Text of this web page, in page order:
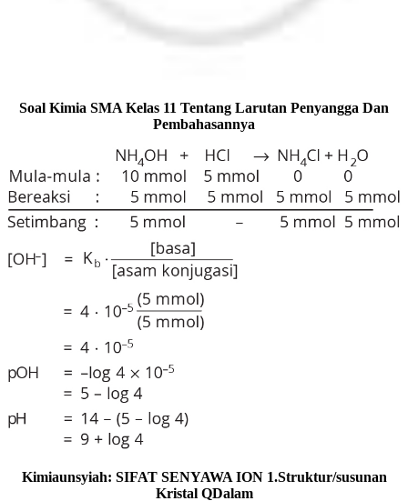
Soal Kimia SMA Kelas 11 Tentang Larutan Penyangga Dan
Pembahasannya
Kimiaunsyiah: SIFAT SENYAWA ION 1.Struktur/susunan
Kristal QDalam